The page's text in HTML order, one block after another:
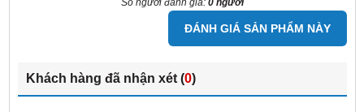
Số người đánh giá: 0 người
ĐÁNH GIÁ SẢN PHẨM NÀY
Khách hàng đã nhận xét (0)